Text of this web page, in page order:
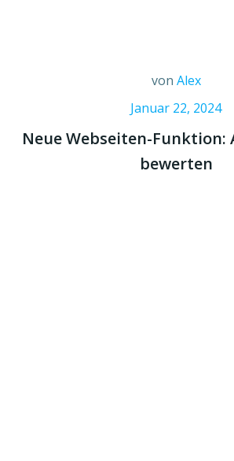
von Alex
Januar 22, 2024
Neue Webseiten-
bewerten